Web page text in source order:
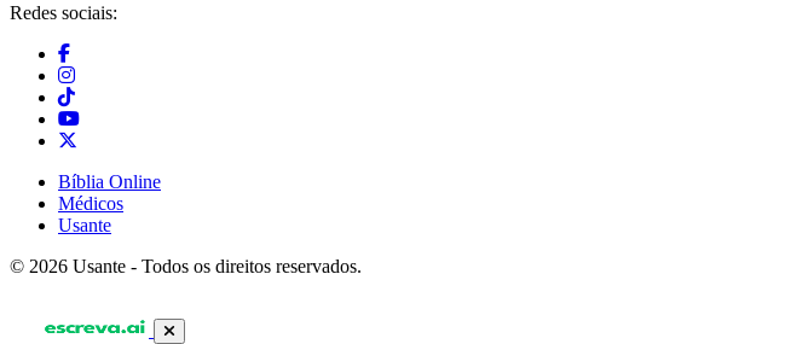
Redes sociais:
Bíblia Online
Médicos
Usante
© 2026 Usante - Todos os direitos reservados.